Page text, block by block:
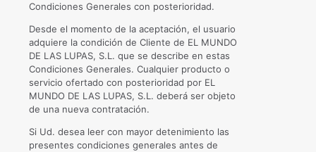
Condiciones Generales con posterioridad.
Desde el momento de la aceptación, el usuario
adquiere la condición de Cliente de EL MUNDO
DE LAS LUPAS, S.L. que se describe en estas
Condiciones Generales. Cualquier producto o
servicio ofertado con posterioridad por EL
MUNDO DE LAS LUPAS, S.L. deberá ser objeto
de una nueva contratación.
Si Ud. desea leer con mayor detenimiento las
presentes condiciones generales antes de